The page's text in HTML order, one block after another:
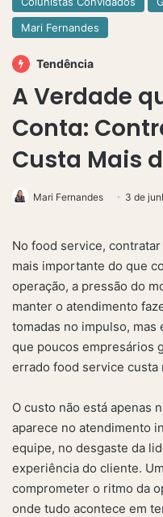
Mari Fernandes
Tendência
A Verdade
Conta:
Custa Mais
Mari Fernandes 3 de
No food service,
mais importante do que
operação, a pressão do
manter o atendimento
tomadas no impulso,
que poucos empresários
errado food service custa
O custo não está apenas
aparece no atendimento
equipe, no desgaste da
experiência do cliente.
comprometer o ritmo da
onde tudo acontece em